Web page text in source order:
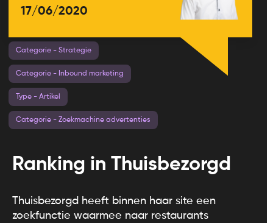
17/06/2020
Categorie - Strategie
Categorie - Inbound marketing
Type - Artikel
Categorie - Zoekmachine advertenties
Ranking in Thuisbezorgd
Thuisbezorgd heeft binnen haar site een
zoekfunctie waarmee naar restaurants